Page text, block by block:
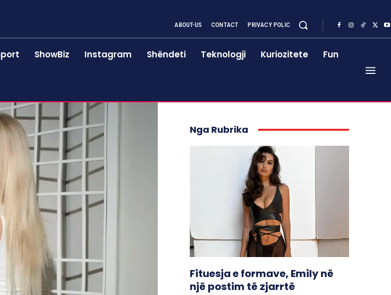
ABOUT-US CONTACT PRIVACY POLIC
ShowBiz Instagram Shëndeti Teknologji Kuriozitete Fun
Nga Rubrika
Fituesja e formave, Emily në
një postim të zjarrtë